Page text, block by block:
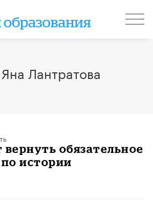
Яна Лантратова
вернуть обязательное
истории